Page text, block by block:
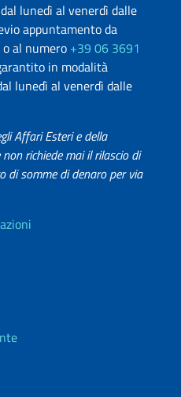
lunedì al venerdì dalle
appuntamento da
o al numero +39 06 3691
in modalità
lunedì al venerdì dalle
Affari Esteri e della
richiede mai il rilascio di
di somme di denaro per via